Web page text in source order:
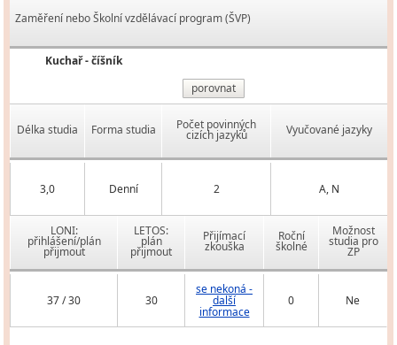
Zaměření nebo Školní vzdělávací program (ŠVP)
Kuchař - číšník
porovnat
Délka studia Forma studia Počet povinných
cizích jazyků Vyučované jazyky
3,0 Denní 2 A, N
LONI:
přihlášení/plán
přijmout
LETOS:
plán
přijmout
Přijímací
zkouška
Roční
školné
Možnost
studia pro
ZP
37 / 30 30
se nekoná -
další
informace
0 Ne